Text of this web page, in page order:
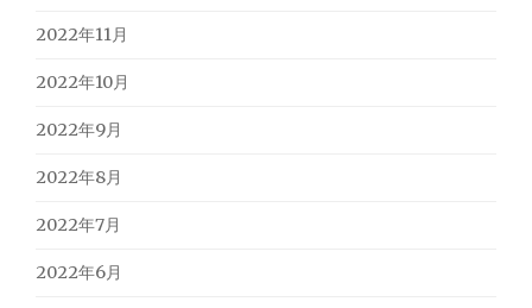
2022年11月
2022年10月
2022年9月
2022年8月
2022年7月
2022年6月